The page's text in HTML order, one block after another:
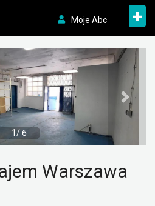
Moje Abc +
1/ 6
Warszawa